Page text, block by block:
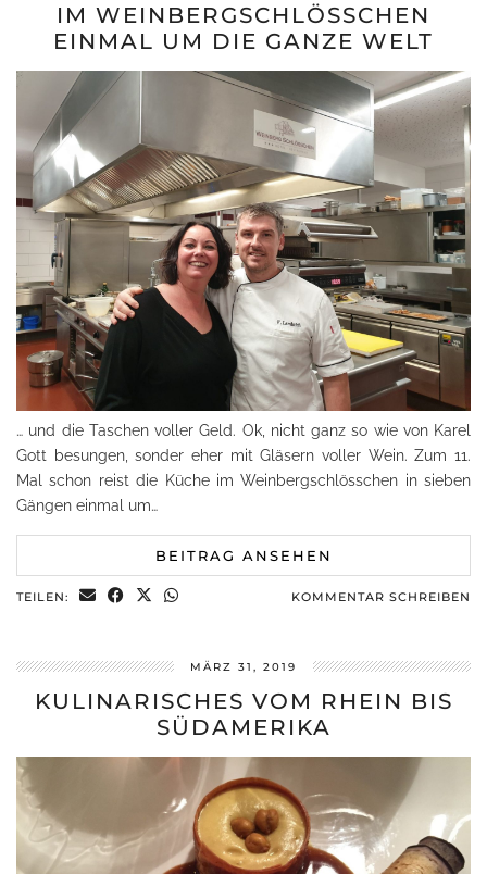
IM WEINBERGSCHLÖSSCHEN
EINMAL UM DIE GANZE WELT
… und die Taschen voller Geld. Ok, nicht ganz so wie von Karel
Gott besungen, sonder eher mit Gläsern voller Wein. Zum 11.
Mal schon reist die Küche im Weinbergschlösschen in sieben
Gängen einmal um…
BEITRAG ANSEHEN
TEILEN: KOMMENTAR SCHREIBEN
MÄRZ 31, 2019
KULINARISCHES VOM RHEIN BIS
SÜDAMERIKA